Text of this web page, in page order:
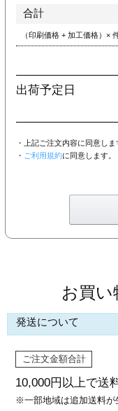
合計
（印刷価格 + 加工価格）×
出荷予定日
・上記ご注文内容に同意しま
・ ご利用規約に同意します。
お買い
発送について
ご注文金額合計
10,000円以上で送
※一部地域は追加送料が